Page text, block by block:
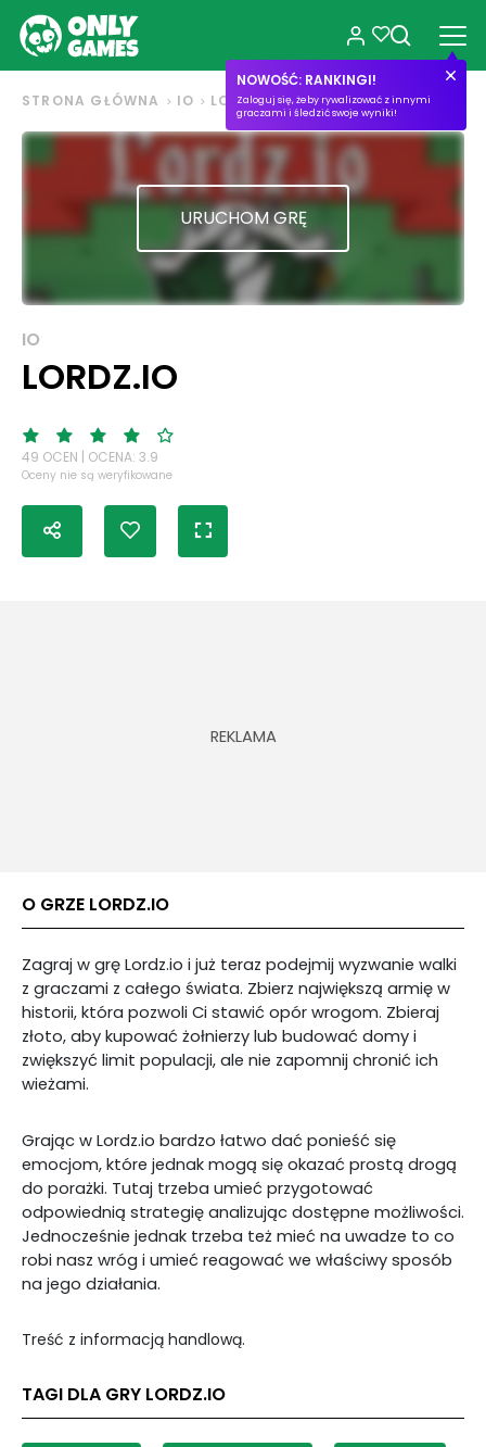
NOWOŚĆ: RANKINGI!
Zaloguj się, żeby rywalizować z innymi
graczami i śledzić swoje wyniki!
STRONA GŁÓWNA IO LORDZ.IO
URUCHOM GRĘ
IO
LORDZ.IO
49 OCEN | OCENA: 3.9
Oceny nie są weryfikowane
O GRZE LORDZ.IO
Zagraj w grę Lordz.io i już teraz podejmij wyzwanie walki
z graczami z całego świata. Zbierz największą armię w
historii, która pozwoli Ci stawić opór wrogom. Zbieraj
złoto, aby kupować żołnierzy lub budować domy i
zwiększyć limit populacji, ale nie zapomnij chronić ich
wieżami.
Grając w Lordz.io bardzo łatwo dać ponieść się
emocjom, które jednak mogą się okazać prostą drogą
do porażki. Tutaj trzeba umieć przygotować
odpowiednią strategię analizując dostępne możliwości.
Jednocześnie jednak trzeba też mieć na uwadze to co
robi nasz wróg i umieć reagować we właściwy sposób
na jego działania.
Treść z informacją handlową.
TAGI DLA GRY LORDZ.IO